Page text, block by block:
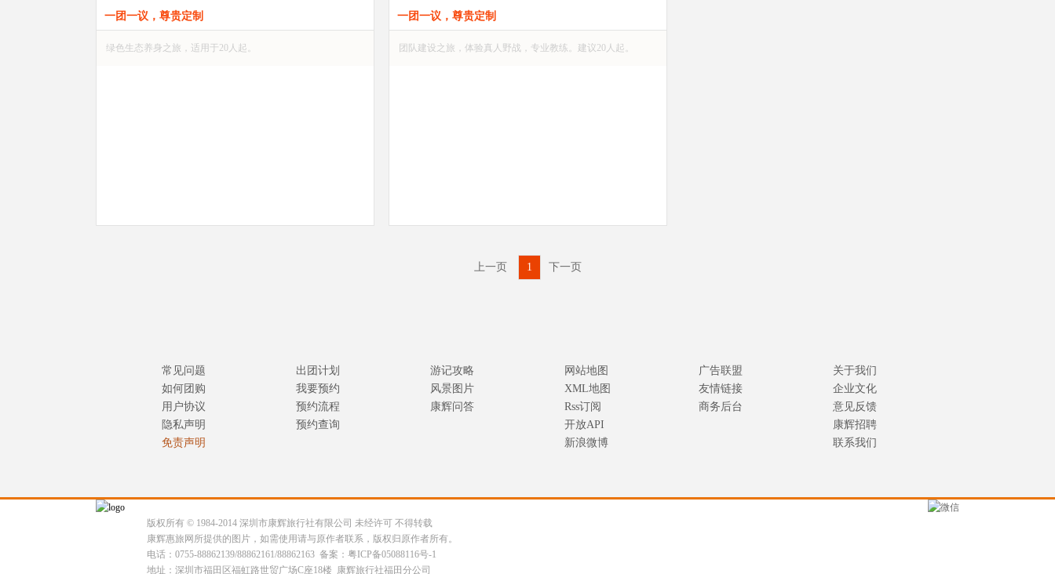
一团一议，尊贵定制
绿色生态养身之旅，适用于20人起。
一团一议，尊贵定制
团队建设之旅，体验真人野战，专业教练。建议20人起。
上一页 1 下一页
常见问题
如何团购
用户协议
隐私声明
免责声明
出团计划
我要预约
预约流程
预约查询
游记攻略
风景图片
康辉问答
网站地图
XML地图
Rss订阅
开放API
新浪微博
广告联盟
友情链接
商务后台
关于我们
企业文化
意见反馈
康辉招聘
联系我们
版权所有 © 1984-2014 深圳市康辉旅行社有限公司 未经许可 不得转载
康辉惠旅网所提供的图片，如需使用请与原作者联系，版权归原作者所有。
电话：0755-88862139/88862161/88862163 备案：粤ICP备05088116号-1
地址：深圳市福田区福虹路世贸广场C座18楼 康辉旅行社福田分公司